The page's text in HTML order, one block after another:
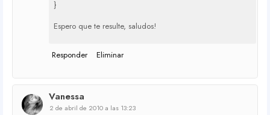
}
Espero que te resulte, saludos!
Responder Eliminar
Vanessa
2 de abril de 2010 a las 13:23